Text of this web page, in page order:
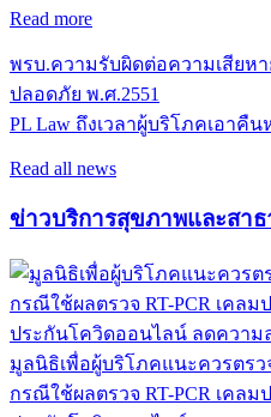
Read more
พรบ.ความรับผิดต่อความเสียห
ปลอดภัย พ.ศ.2551
PL Law ถึงเวลาผู้บริโภคเอาคืน
Read all news
ข่าวบริการสุขภาพและสา
มูลนิธิเพื่อผู้บริโภคแนะควรตร
กรณีใช้ผลตรวจ RT-PCR เคล